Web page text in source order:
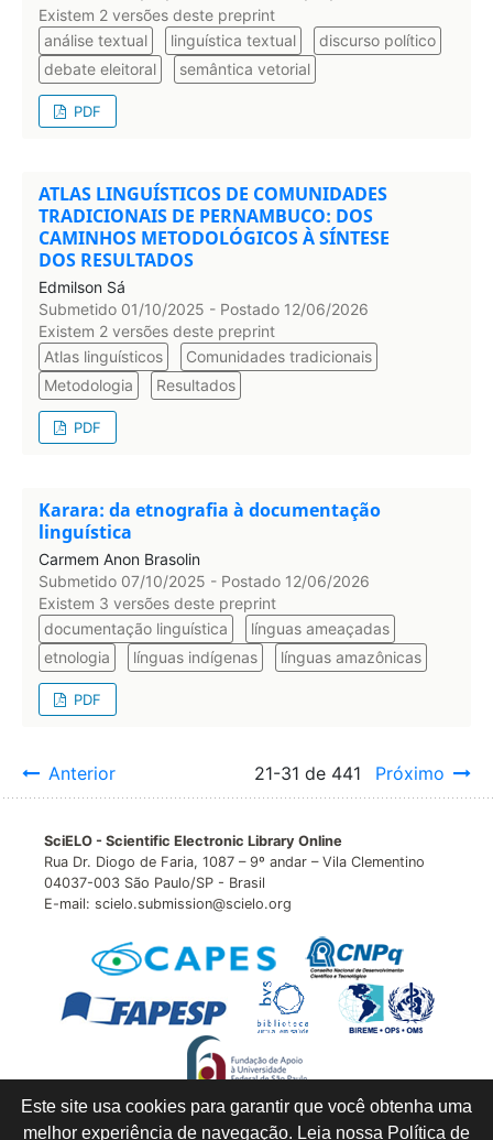
Existem 2 versões deste preprint
análise textual
linguı́stica textual
discurso polı́tico
debate eleitoral
semântica vetorial
PDF
ATLAS LINGUÍSTICOS DE COMUNIDADES
TRADICIONAIS DE PERNAMBUCO: DOS
CAMINHOS METODOLÓGICOS À SÍNTESE
DOS RESULTADOS
Edmilson Sá
Submetido 01/10/2025 - Postado 12/06/2026
Existem 2 versões deste preprint
Atlas linguísticos
Comunidades tradicionais
Metodologia
Resultados
PDF
Karara: da etnografia à documentação
linguística
Carmem Anon Brasolin
Submetido 07/10/2025 - Postado 12/06/2026
Existem 3 versões deste preprint
documentação linguística
línguas ameaçadas
etnologia
línguas indígenas línguas amazônicas
PDF
Anterior 21-31 de 441 Próximo
SciELO - Scientific Electronic Library Online
Rua Dr. Diogo de Faria, 1087 – 9º andar – Vila Clementino
04037-003 São Paulo/SP - Brasil
E-mail: scielo.submission@scielo.org
Este site usa cookies para garantir que você obtenha uma
melhor experiência de navegação. Leia nossa Política de